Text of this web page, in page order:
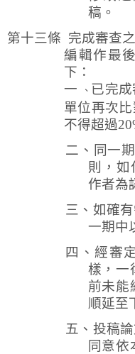
稿。
第十三條 完成審查
編輯作最
下：
一
、 已完
單位再次
不得超過
二、同一
則，如
作者為
三、如確
一期中
四、經審
樣，一
前未能
順延至
五、 投稿
同意依